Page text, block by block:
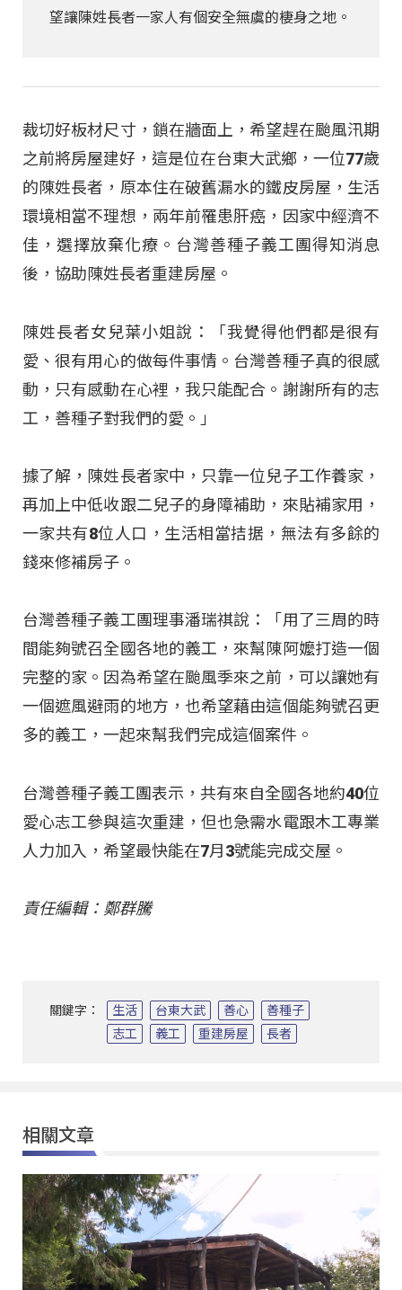
望讓陳姓長者一家人有個安全無虞的棲身之地。
裁切好板材尺寸，鎖在牆面上，希望趕在颱風汛期
之前將房屋建好，這是位在台東大武鄉，一位77歲
的陳姓長者，原本住在破舊漏水的鐵皮房屋，生活
環境相當不理想，兩年前罹患肝癌，因家中經濟不
佳，選擇放棄化療。台灣善種子義工團得知消息
後，協助陳姓長者重建房屋。
陳姓長者女兒葉小姐說：「我覺得他們都是很有
愛、很有用心的做每件事情。台灣善種子真的很感
動，只有感動在心裡，我只能配合。謝謝所有的志
工，善種子對我們的愛。」
據了解，陳姓長者家中，只靠一位兒子工作養家，
再加上中低收跟二兒子的身障補助，來貼補家用，
一家共有8位人口，生活相當拮据，無法有多餘的
錢來修補房子。
台灣善種子義工團理事潘瑞祺說：「用了三周的時
間能夠號召全國各地的義工，來幫陳阿嬤打造一個
完整的家。因為希望在颱風季來之前，可以讓她有
一個遮風避雨的地方，也希望藉由這個能夠號召更
多的義工，一起來幫我們完成這個案件。
台灣善種子義工團表示，共有來自全國各地約40位
愛心志工參與這次重建，但也急需水電跟木工專業
人力加入，希望最快能在7月3號能完成交屋。
責任編輯：鄭群騰
關鍵字： 生活 台東大武 善心
善種子
志工
義工 重建房屋 長者
相關文章